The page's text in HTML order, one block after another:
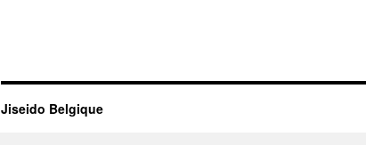
Jiseido Belgique